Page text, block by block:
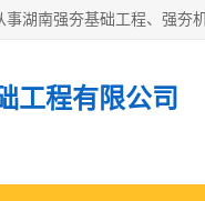
工程有限公司